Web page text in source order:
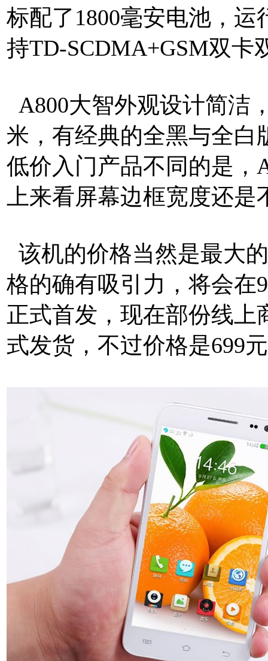
标配了1800毫安电池，运
持TD-SCDMA+GSM双卡
A800大智外观设计简洁
米，有经典的全黑与全白
低价入门产品不同的是，
上来看屏幕边框宽度还是
该机的价格当然是最大
格的确有吸引力，将会在
正式首发，现在部份线上
式发货，不过价格是699